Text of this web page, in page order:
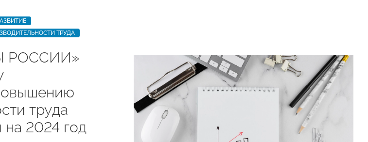
ТРУДА
РОССИИ»
труда
2024 год